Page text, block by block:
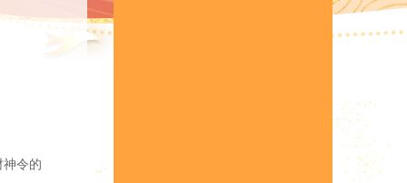
神令的